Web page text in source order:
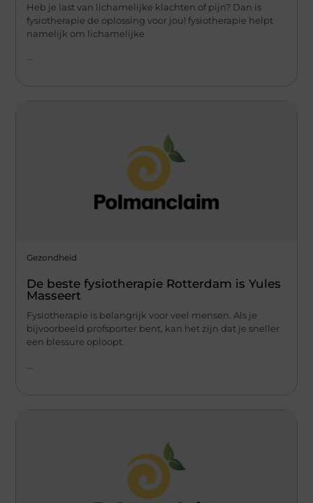
Heb je last van lichamelijke klachten of pijn? Dan is
fysiotherapie de oplossing voor jou! fysiotherapie helpt
namelijk om lichamelijke
...
Gezondheid
De beste fysiotherapie Rotterdam is Yules
Masseert
Fysiotherapie is belangrijk voor veel mensen. Als je
bijvoorbeeld profsporter bent, kan het zijn dat je sneller
een blessure oploopt.